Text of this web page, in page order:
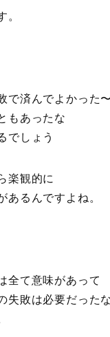
。
で済んでよかった
もあったな
でしょう
楽観的に
あるんですよね。
全て意味があって
失敗は必要だった